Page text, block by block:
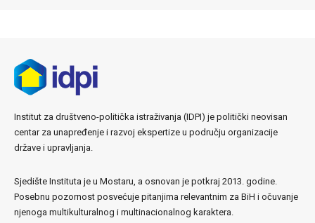
Institut za društveno-politička istraživanja (IDPI) je politički neovisan
centar za unapređenje i razvoj ekspertize u području organizacije
države i upravljanja.
Sjedište Instituta je u Mostaru, a osnovan je potkraj 2013. godine.
Posebnu pozornost posvećuje pitanjima relevantnim za BiH i očuvanje
njenoga multikulturalnog i multinacionalnog karaktera.